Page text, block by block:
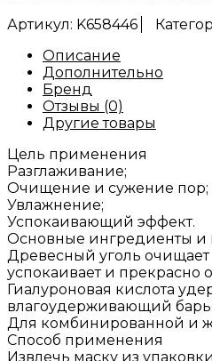
Артикул: K658446
Описание
Дополнительно
Бренд
Отзывы (0)
Другие товары
Цель применения
Разглаживание;
Очищение и сужение пор;
Увлажнение;
Успокаивающий эффект.
Основные ингредиенты и
Древесный уголь
успокаивает и прекрасно
Гиалуроновая кислота
влагоудерживающий
Для комбинированной и
Способ применения
Извлечь маску из